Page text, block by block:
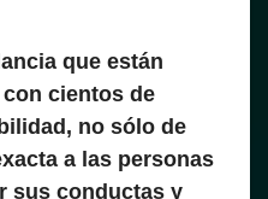
que están
cientos de
no sólo de
a las personas
sus conductas y